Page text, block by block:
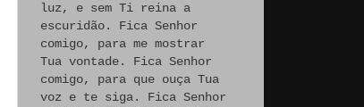
luz, e sem Ti reina a
escuridão. Fica Senhor
comigo, para me mostrar
Tua vontade. Fica Senhor
comigo, para que ouça Tua
voz e te siga. Fica Senhor